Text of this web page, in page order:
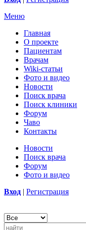
Меню
Главная
О проекте
Пациентам
Врачам
Wiki-статьи
Фото и видео
Новости
Поиск врача
Поиск клиники
Форум
Чаво
Контакты
Новости
Поиск врача
Форум
Фото и видео
Вход | Регистрация